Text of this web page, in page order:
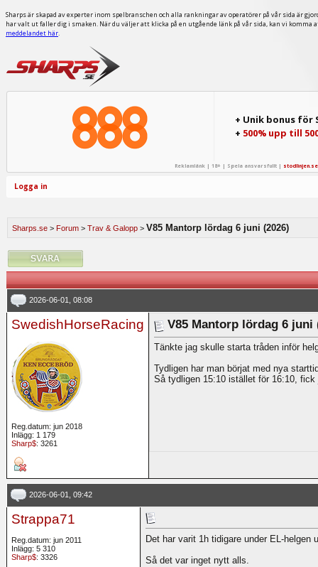
Sharps är skapad av experter inom spelbranschen och alla rankningar av operatörer på vår sida är
har valt ut faller dig i smaken. När du väljer att klicka på en utgående länk på vår sida, kan vi
meddelandet här.
+ Unik bonus för
+ 500% upp till
Reklamlänk | 18+ | Spela ansvarsfullt | stodlinjen.se
Logga in
Sharps.se > Forum > Trav & Galopp > V85 Mantorp lördag 6 juni (2026)
2026-06-01, 08:08
SwedishHorseRacing
Reg.datum: jun 2018
Inlägg: 1 179
Sharp$: 3261
V85 Mantorp lördag 6 juni
Tänkte jag skulle starta tråden inför
Tydligen har man börjat med nya
Så tydligen 15:10 istället för 16:10,
2026-06-01, 09:42
Strappa71
Reg.datum: jun 2011
Inlägg: 5 310
Sharp$: 3326
Det har varit 1h tidigare under EL-helgen
Så det var inget nytt alls.